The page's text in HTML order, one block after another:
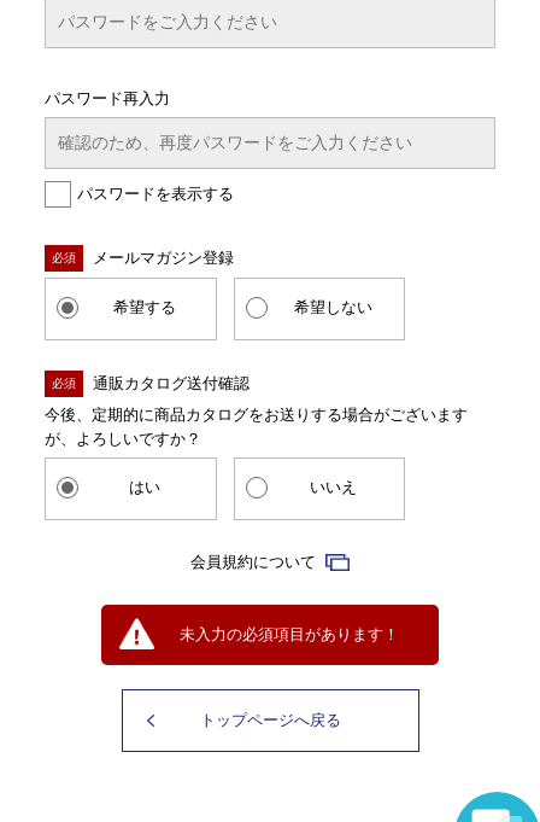
パスワード再入力
パスワードを表示する
必須 メールマガジン登録
希望する 希望しない
必須
通販カタログ送付確認
今後、定期的に商品カタログをお送りする場合がございます
が、よろしいですか？
はい いいえ
会員規約について
未入力の必須項目があります！
トップページへ戻る